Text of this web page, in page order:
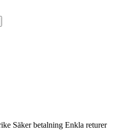
Säker betalning Enkla returer